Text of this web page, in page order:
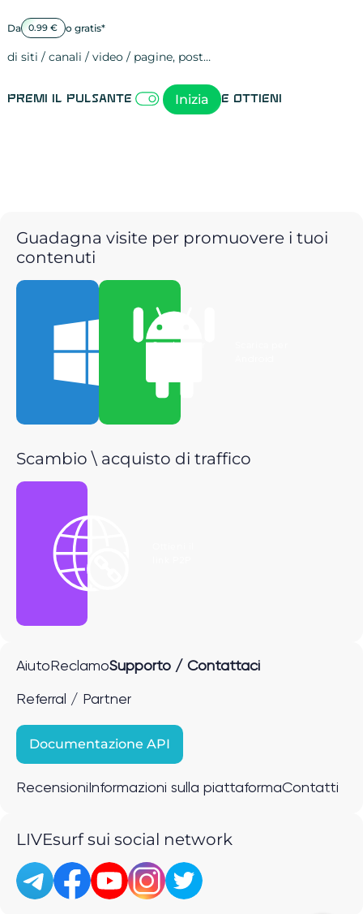
Da 0.99 € o gratis*
di siti / canali / video / pagine, post…
Premi il pulsante Inizia e ottieni
Guadagna visite per promuovere i tuoi
contenuti
Scarica per
Scambio \ acquisto di traffico
Aiuto ReclamoSupporto / Contattaci
Referral / Partner
Documentazione API
Recensioni Informazioni sulla piattaformaContatti
LIVEsurf sui social network